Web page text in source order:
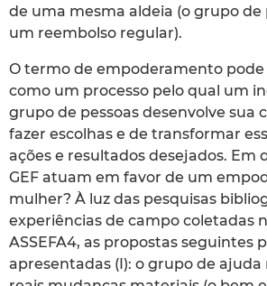
de uma mesma aldeia (o grupo de
um reembolso regular).
O termo de empoderamento
como um processo pelo qual um
grupo de pessoas desenvolve sua
fazer escolhas e de transformar
ações e resultados desejados. Em
GEF atuam em favor de um
mulher? À luz das pesquisas
experiências de campo coletadas
ASSEFA4, as propostas seguintes
apresentadas (I): o grupo de